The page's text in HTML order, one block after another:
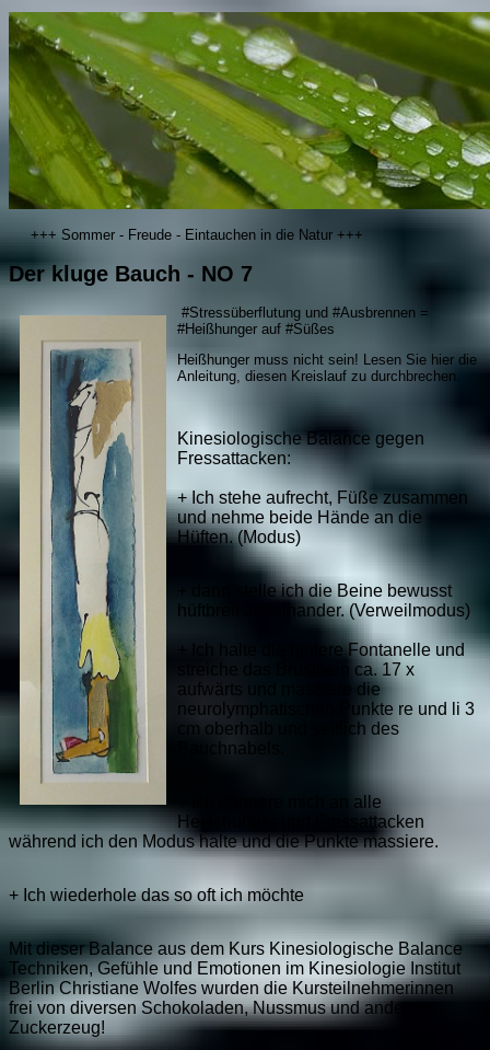
+++ Sommer - Freude - Eintauchen in die Natur +++
Der kluge Bauch - NO 7
#Stressüberflutung und #Ausbrennen =
#Heißhunger auf #Süßes
Heißhunger muss nicht sein! Lesen Sie hier die
Anleitung, diesen Kreislauf zu durchbrechen.
Kinesiologische Balance gegen
Fressattacken:
+ Ich stehe aufrecht, Füße zusammen
und nehme beide Hände an die
Hüften. (Modus)
+ dann stelle ich die Beine bewusst
hüftbreit auseinander. (Verweilmodus)
+ Ich halte die hintere Fontanelle und
streiche das Brustbein ca. 17 x
aufwärts und massiere die
neurolymphatischen Punkte re und li 3
cm oberhalb und seitlich des
Bauchnabels.
+ Ich erinnere mich an alle
Heisshunger und Fressattacken
während ich den Modus halte und die Punkte massiere.
+ Ich wiederhole das so oft ich möchte
Mit dieser Balance aus dem Kurs Kinesiologische Balance
Techniken, Gefühle und Emotionen im Kinesiologie Institut
Berlin Christiane Wolfes wurden die Kursteilnehmerinnen
frei von diversen Schokoladen, Nussmus und anderem
Zuckerzeug!